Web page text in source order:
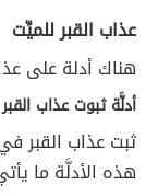
عذاب القبر للميِّت
هناك أدلة على
أدلَّة ثبوت عذاب القبر
ثبت عذاب القبر
هذه الأدلَّة ما